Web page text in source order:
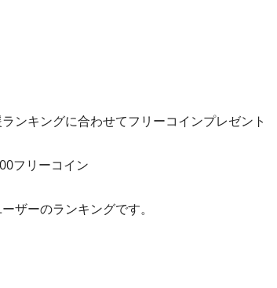
ンキングに合わせてフリーコインプレゼント
フリーコイン
ザーのランキングです。